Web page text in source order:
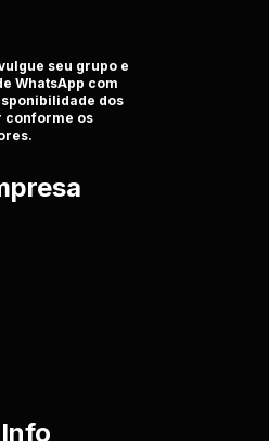
seu grupo e
WhatsApp com
dos
conforme os
Info